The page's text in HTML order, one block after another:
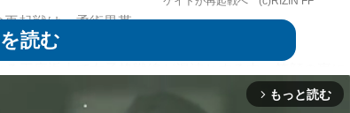
起戦は、柔術黒帯
米国）が相手。
arrow_forward_ios もっと読む